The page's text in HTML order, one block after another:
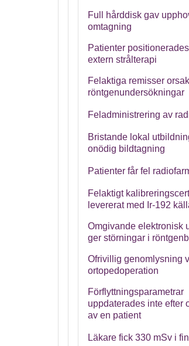
Full hårddisk gav
omtagning
Patienter
extern strålterapi
Felaktiga remisser
röntgenundersökningar
Feladministrering av
Bristande lokal
onödig bildtagning
Patienter får fel
Felaktigt
levererat med Ir-192
Omgivande elektronisk
ger störningar i
Ofrivillig genomlysning
ortopedoperation
Förflyttningsparametrar
uppdaterades inte efter
av en patient
Läkare fick 330 mSv i